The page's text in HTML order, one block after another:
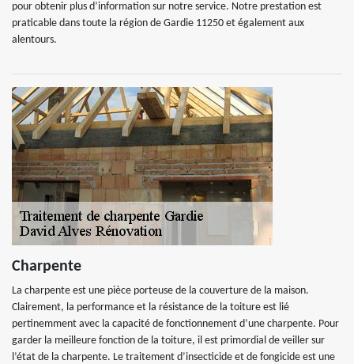
pour obtenir plus d’information sur notre service. Notre prestation est
praticable dans toute la région de Gardie 11250 et également aux
alentours.
Charpente
La charpente est une pièce porteuse de la couverture de la maison.
Clairement, la performance et la résistance de la toiture est lié
pertinemment avec la capacité de fonctionnement d’une charpente. Pour
garder la meilleure fonction de la toiture, il est primordial de veiller sur
l’état de la charpente. Le traitement d’insecticide et de fongicide est une